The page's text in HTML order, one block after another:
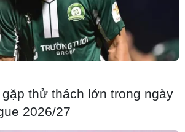
đẩy nhanh tiến độ dự
sân bay Long Thành
phạm điểm thi trường
Tuyên Quang
thử thách lớn trong ngày
2026/27